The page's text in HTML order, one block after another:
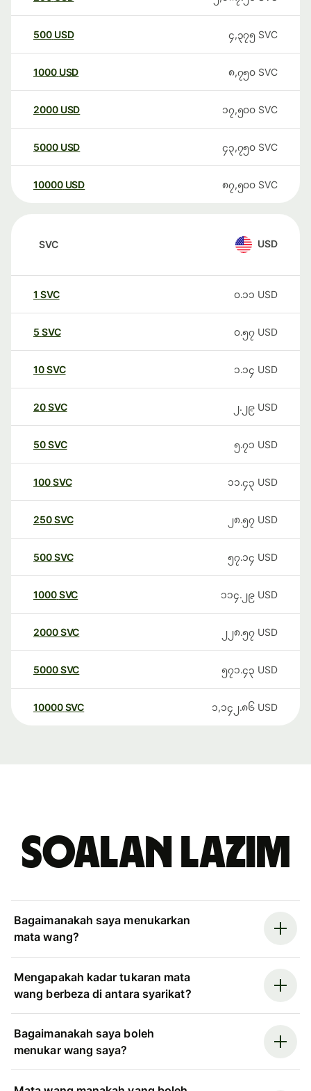
500 USD ၄,၃၇၅ SVC
1000 USD ၈,၇၅၀ SVC
2000 USD ၁၇,၅၀၀ SVC
5000 USD ၄၃,၇၅၀ SVC
10000 USD ၈၇,၅၀၀ SVC
SVC USD
1 SVC ၀.၁၁ USD
5 SVC ၀.၅၇ USD
10SVC ၁.၁၄ USD
20SVC ၂.၂၉ USD
50SVC ၅.၇၁ USD
100SVC ၁၁.၄၃ USD
250SVC ၂၈.၅၇ USD
500SVC ၅၇.၁၄ USD
1000SVC ၁၁၄.၂၉ USD
2000SVC ၂၂၈.၅၇ USD
5000SVC ၅၇၁.၄၃ USD
10000 SVC ၁,၁၄၂.၈၆ USD
Soalan Lazim
Bagaimanakah saya menukarkan
mata wang?
Mengapakah kadar tukaran mata
wang berbeza di antara syarikat?
Bagaimanakah saya boleh
menukar wang saya?